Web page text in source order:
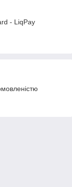
- LiqPay